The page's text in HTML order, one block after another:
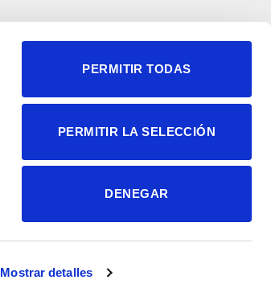
Mostrar detalles
PERMITIR TODAS
PERMITIR LA SELECCIÓN
DENEGAR
Neurociencias
Política de privacidad
Accesibilidad